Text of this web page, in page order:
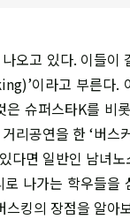
오고 있다. 이들이
이라고 부른다
슈퍼스타K를 비
리공연을 한 ‘버스
다면 일반인 남녀
나가는 학우들을
킹의 장점을 알아